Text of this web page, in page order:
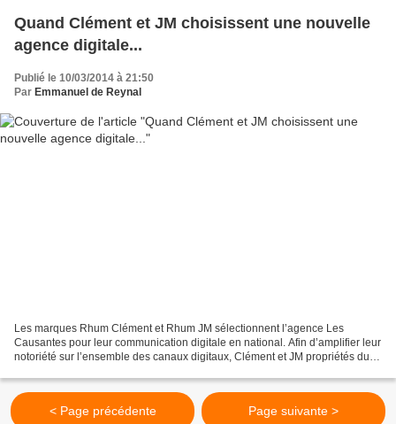
Quand Clément et JM choisissent une nouvelle
agence digitale...
Publié le 10/03/2014 à 21:50
Par Emmanuel de Reynal
Les marques Rhum Clément et Rhum JM sélectionnent l’agence Les
Causantes pour leur communication digitale en national. Afin d’amplifier leur
notoriété sur l’ensemble des canaux digitaux, Clément et JM propriétés du
< Page précédente Page suivante >